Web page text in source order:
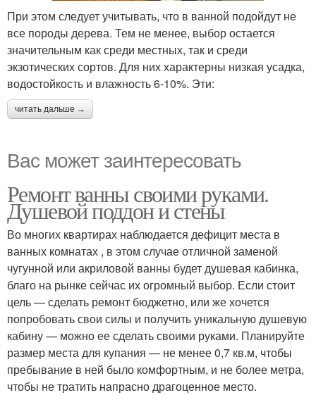
При этом следует учитывать, что в ванной подойдут не
все породы дерева. Тем не менее, выбор остается
значительным как среди местных, так и среди
экзотических сортов. Для них характерны низкая усадка,
водостойкость и влажность 6-10%. Эти:
читать дальше →
Вас может заинтересовать
Ремонт ванны своими руками.
Душевой поддон и стены
Во многих квартирах наблюдается дефицит места в
ванных комнатах , в этом случае отличной заменой
чугунной или акриловой ванны будет душевая кабинка,
благо на рынке сейчас их огромный выбор. Если стоит
цель — сделать ремонт бюджетно, или же хочется
попробовать свои силы и получить уникальную душевую
кабину — можно ее сделать своими руками. Планируйте
размер места для купания — не менее 0,7 кв.м, чтобы
пребывание в ней было комфортным, и не более метра,
чтобы не тратить напрасно драгоценное место.